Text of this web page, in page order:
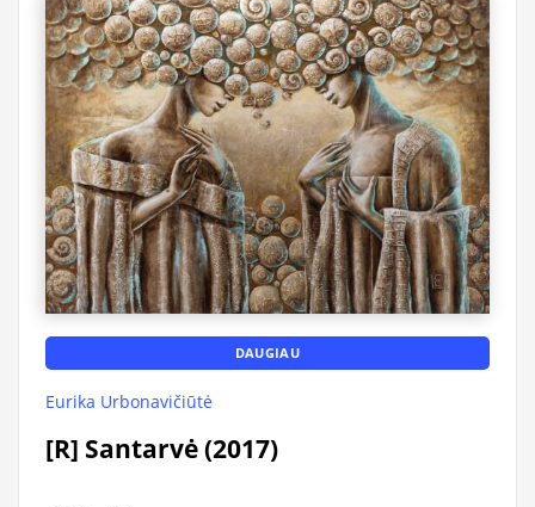
DAUGIAU
Eurika Urbonavičiūtė
[R] Santarvė (2017)